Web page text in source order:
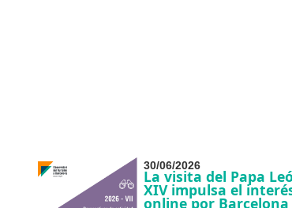
30/06/2026
La visita del Papa
XIV impulsa el
online por Barcelona